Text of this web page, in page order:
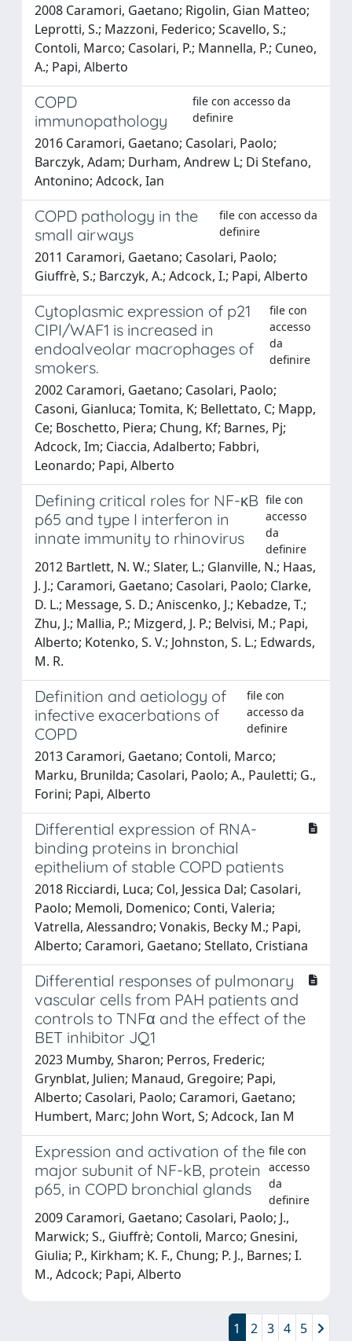
2008 Caramori, Gaetano; Rigolin, Gian Matteo;
Leprotti, S.; Mazzoni, Federico; Scavello, S.;
Contoli, Marco; Casolari, P.; Mannella, P.; Cuneo,
A.; Papi, Alberto
COPD
immunopathology
file con accesso da
definire
2016 Caramori, Gaetano; Casolari, Paolo;
Barczyk, Adam; Durham, Andrew L; Di Stefano,
Antonino; Adcock, Ian
COPD pathology in the
small airways
file con accesso da
definire
2011 Caramori, Gaetano; Casolari, Paolo;
Giuffrè, S.; Barczyk, A.; Adcock, I.; Papi, Alberto
Cytoplasmic expression of p21
CIPI/WAF1 is increased in
endoalveolar macrophages of
smokers.
file con
accesso
da
definire
2002 Caramori, Gaetano; Casolari, Paolo;
Casoni, Gianluca; Tomita, K; Bellettato, C; Mapp,
Ce; Boschetto, Piera; Chung, Kf; Barnes, Pj;
Adcock, Im; Ciaccia, Adalberto; Fabbri,
Leonardo; Papi, Alberto
Defining critical roles for NF-κB
p65 and type I interferon in
innate immunity to rhinovirus
file con
accesso
da
definire
2012 Bartlett, N. W.; Slater, L.; Glanville, N.; Haas,
J. J.; Caramori, Gaetano; Casolari, Paolo; Clarke,
D. L.; Message, S. D.; Aniscenko, J.; Kebadze, T.;
Zhu, J.; Mallia, P.; Mizgerd, J. P.; Belvisi, M.; Papi,
Alberto; Kotenko, S. V.; Johnston, S. L.; Edwards,
M. R.
Definition and aetiology of
infective exacerbations of
COPD
file con
accesso da
definire
2013 Caramori, Gaetano; Contoli, Marco;
Marku, Brunilda; Casolari, Paolo; A., Pauletti; G.,
Forini; Papi, Alberto
Differential expression of RNA-
binding proteins in bronchial
epithelium of stable COPD patients
2018 Ricciardi, Luca; Col, Jessica Dal; Casolari,
Paolo; Memoli, Domenico; Conti, Valeria;
Vatrella, Alessandro; Vonakis, Becky M.; Papi,
Alberto; Caramori, Gaetano; Stellato, Cristiana
Differential responses of pulmonary
vascular cells from PAH patients and
controls to TNFα and the effect of the
BET inhibitor JQ1
2023 Mumby, Sharon; Perros, Frederic;
Grynblat, Julien; Manaud, Gregoire; Papi,
Alberto; Casolari, Paolo; Caramori, Gaetano;
Humbert, Marc; John Wort, S; Adcock, Ian M
Expression and activation of the
major subunit of NF-kB, protein
p65, in COPD bronchial glands
file con
accesso
da
definire
2009 Caramori, Gaetano; Casolari, Paolo; J.,
Marwick; S., Giuffrè; Contoli, Marco; Gnesini,
Giulia; P., Kirkham; K. F., Chung; P. J., Barnes; I.
M., Adcock; Papi, Alberto
1 2 3 4 5